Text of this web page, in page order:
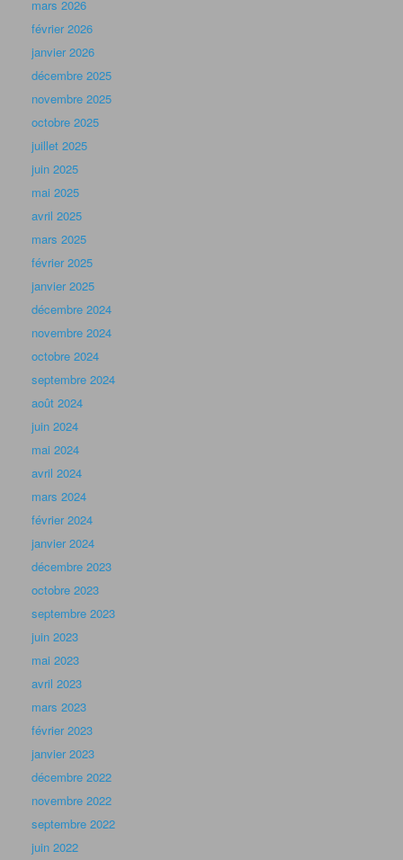
mars 2026
février 2026
janvier 2026
décembre 2025
novembre 2025
octobre 2025
juillet 2025
juin 2025
mai 2025
avril 2025
mars 2025
février 2025
janvier 2025
décembre 2024
novembre 2024
octobre 2024
septembre 2024
août 2024
juin 2024
mai 2024
avril 2024
mars 2024
février 2024
janvier 2024
décembre 2023
octobre 2023
septembre 2023
juin 2023
mai 2023
avril 2023
mars 2023
février 2023
janvier 2023
décembre 2022
novembre 2022
septembre 2022
juin 2022